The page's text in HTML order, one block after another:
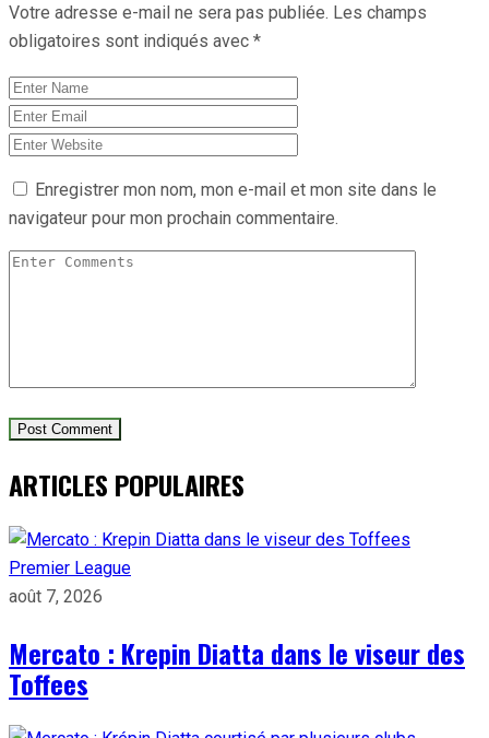
Votre adresse e-mail ne sera pas publiée. Les champs
obligatoires sont indiqués avec *
Enregistrer mon nom, mon e-mail et mon site dans le
navigateur pour mon prochain commentaire.
ARTICLES POPULAIRES
Premier League
août 7, 2026
Mercato : Krepin Diatta dans le viseur des
Toffees